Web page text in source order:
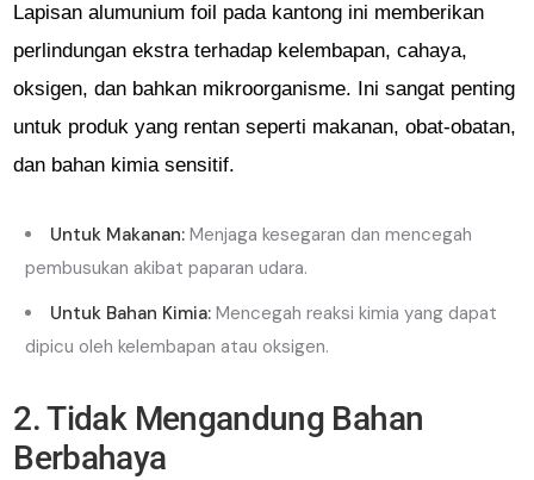
Lapisan alumunium foil pada kantong ini memberikan
perlindungan ekstra terhadap kelembapan, cahaya,
oksigen, dan bahkan mikroorganisme. Ini sangat penting
untuk produk yang rentan seperti makanan, obat-obatan,
dan bahan kimia sensitif.
Untuk Makanan: Menjaga kesegaran dan mencegah
pembusukan akibat paparan udara.
Untuk Bahan Kimia: Mencegah reaksi kimia yang dapat
dipicu oleh kelembapan atau oksigen.
2. Tidak Mengandung Bahan
Berbahaya